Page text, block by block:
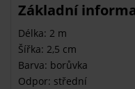
Základní
Délka: 2 m
Šířka: 2,5 cm
Barva: borůvka
Odpor: střední